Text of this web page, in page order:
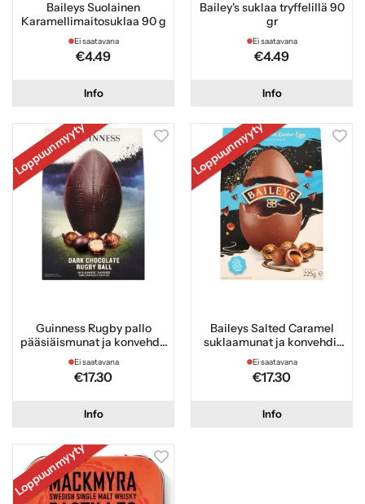
Baileys Suolainen
Karamellimaitosuklaa 90 g
Ei saatavana
€4.49
Info
Bailey's suklaa tryffelillä 90
gr
Ei saatavana
€4.49
Info
Loppuunmyyty
Guinness Rugby pallo
pääsiäismunat ja konvehdit
196g
Ei saatavana
€17.30
Info
Loppuunmyyty
Baileys Salted Caramel
suklaamunat ja konvehdit
225 g
Ei saatavana
€17.30
Info
Loppuunmyyty